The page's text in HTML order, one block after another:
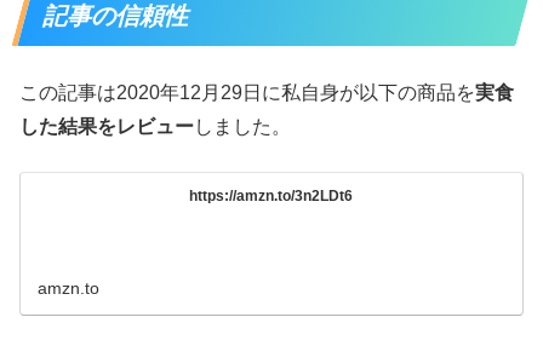
記事の信頼性
この記事は2020年12月29日に私自身が以下の商品を実食
した結果をレビューしました。
https://amzn.to/3n2LDt6
amzn.to